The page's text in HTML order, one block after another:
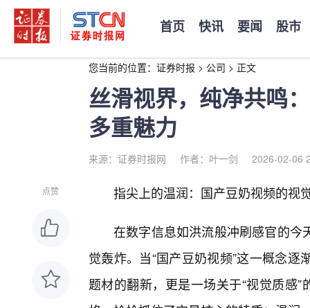
首页 快讯 要闻 股市
您当前的位置： 证券时报 > 公司 > 正文
丝滑视界，纯净共鸣
多重魅力
来源：证券时报网 作者：叶一剑 2026-02-06
点赞 指尖上的温润：国产豆奶视频的视
在数字信息如洪流般冲刷感官的今
觉轰炸。当“国产豆奶视频”这一概念
题材的翻新，更是一场关于“视觉质感